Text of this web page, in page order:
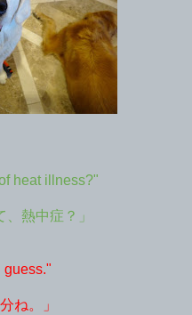
heat illness?"
熱中症？」
guess."
ね。」